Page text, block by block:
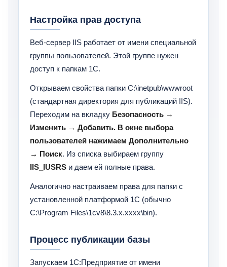
Настройка прав доступа
Веб-сервер IIS работает от имени специальной
группы пользователей. Этой группе нужен
доступ к папкам 1С.
Открываем свойства папки C:\inetpub\wwwroot
(стандартная директория для публикаций IIS).
Переходим на вкладку Безопасность →
Изменить → Добавить. В окне выбора
пользователей нажимаем Дополнительно
→ Поиск. Из списка выбираем группу
IIS_IUSRS и даем ей полные права.
Аналогично настраиваем права для папки с
установленной платформой 1С (обычно
C:\Program Files\1cv8\8.3.x.xxxx\bin).
Процесс публикации базы
Запускаем 1С:Предприятие от имени